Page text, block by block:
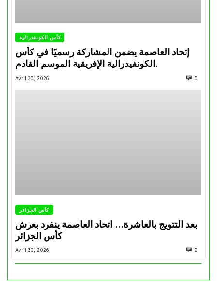
كأس الكونفدرالية
إتحاد العاصمة يضمن المشاركة رسميًا في كأس
الكونفيدرالية الإفريقية الموسم القادم.
Avril 30, 2026 0
كأس الجزائر
بعد التتويج بالعاشرة… اتحاد العاصمة ينفرد بعرش
كأس الجزائر
Avril 30, 2026 0